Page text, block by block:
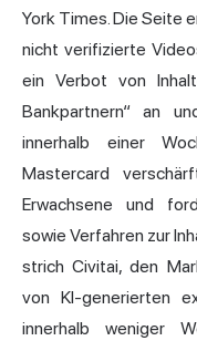
York Times. Die Seite
nicht verifizierte
ein Verbot von
Bankpartnern“ an
innerhalb einer
Mastercard
Erwachsene und
sowie Verfahren zur
strich Civitai, den
von KI-generierten
innerhalb weniger